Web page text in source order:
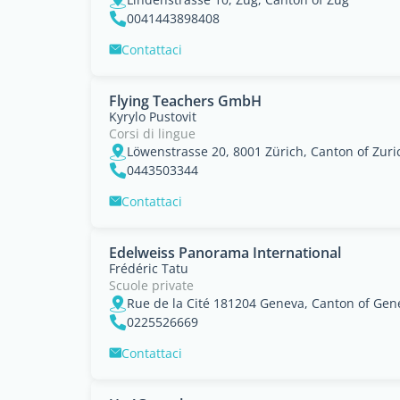
0041443898408
Contattaci
Flying Teachers GmbH
Kyrylo Pustovit
Corsi di lingue
Löwenstrasse 20, 8001 Zürich, Canton of
0443503344
Contattaci
Edelweiss Panorama International
Frédéric Tatu
Scuole private
Rue de la Cité 181204 Geneva, Canton of
0225526669
Contattaci